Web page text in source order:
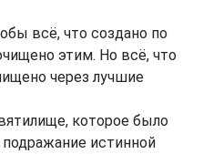
всё, что создано по
этим. Но всё, что
через лучшие
которое было
истинной